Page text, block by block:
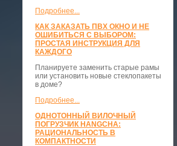
Подробнее...
КАК ЗАКАЗАТЬ ПВХ ОКНО И НЕ
ОШИБИТЬСЯ С ВЫБОРОМ:
ПРОСТАЯ ИНСТРУКЦИЯ ДЛЯ
КАЖДОГО
Планируете заменить старые рамы
или установить новые стеклопакеты
в доме?
Подробнее...
ОДНОТОННЫЙ ВИЛОЧНЫЙ
ПОГРУЗЧИК HANGCHA:
РАЦИОНАЛЬНОСТЬ В
КОМПАКТНОСТИ